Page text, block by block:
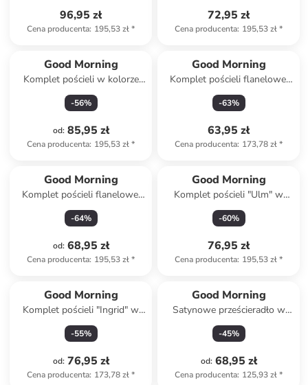
96,95 zł
Cena producenta: 195,53 zł*
72,95 zł
Cena producenta: 195,53 zł*
Good Morning
Komplet pościeli w kolorze
jasnoróżowym
-56%
od: 85,95 zł
Cena producenta: 195,53 zł*
Good Morning
Komplet pościeli flanelowej
"Elena" w kolorze szaro-
fioletowym
-63%
63,95 zł
Cena producenta: 173,78 zł*
Good Morning
Komplet pościeli flanelowej
"Gabin" w kolorze niebiesko-
białym
-64%
od: 68,95 zł
Cena producenta: 195,53 zł*
Good Morning
Komplet pościeli "Ulm" w
kolorze jasnoszaro-niebieskim
-60%
76,95 zł
Cena producenta: 195,53 zł*
Good Morning
Komplet pościeli "Ingrid" w
kolorze beżowym
-55%
od: 76,95 zł
Cena producenta: 173,78 zł*
Good Morning
Satynowe prześcieradło w
kolorze szaroróżowym na
gumce
-45%
od: 68,95 zł
Cena producenta: 125,93 zł*